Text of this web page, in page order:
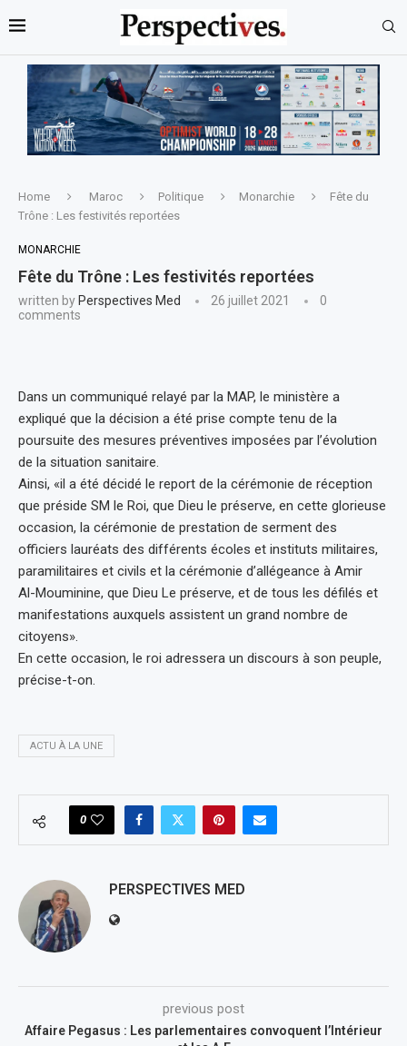
Home Maroc Politique Monarchie
Fête du
Trône : Les festivités reportées
MONARCHIE
Fête du Trône : Les festivités reportées
written by Perspectives Med 26 juillet 2021
0
comments
Dans un communiqué relayé par la MAP, le ministère a
expliqué que la décision a été prise compte tenu de la
poursuite des mesures préventives imposées par l’évolution
de la situation sanitaire.
Ainsi, «il a été décidé le report de la cérémonie de réception
que préside SM le Roi, que Dieu le préserve, en cette glorieuse
occasion, la cérémonie de prestation de serment des
officiers lauréats des différents écoles et instituts militaires,
paramilitaires et civils et la cérémonie d’allégeance à Amir
Al-Mouminine, que Dieu Le préserve, et de tous les défilés et
manifestations auxquels assistent un grand nombre de
citoyens».
En cette occasion, le roi adressera un discours à son peuple,
précise-t-on.
ACTU À LA UNE
0
PERSPECTIVES MED
previous post
Affaire Pegasus : Les parlementaires convoquent l’Intérieur